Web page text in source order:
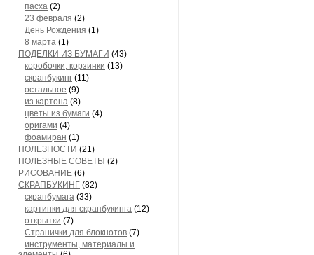
пасха (2)
23 февраля (2)
День Рождения (1)
8 марта (1)
ПОДЕЛКИ ИЗ БУМАГИ (43)
коробочки, корзинки (13)
скрапбукинг (11)
остальное (9)
из картона (8)
цветы из бумаги (4)
оригами (4)
фоамиран (1)
ПОЛЕЗНОСТИ (21)
ПОЛЕЗНЫЕ СОВЕТЫ (2)
РИСОВАНИЕ (6)
СКРАПБУКИНГ (82)
скрапбумага (33)
картинки для скрапбукинга (12)
открытки (7)
Странички для блокнотов (7)
инструменты, материалы и